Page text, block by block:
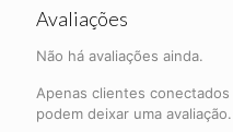
Avaliações
Não há avaliações ainda.
Apenas clientes
podem deixar uma avaliação.